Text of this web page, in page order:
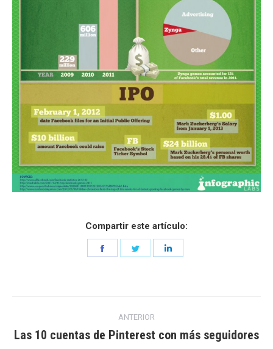
Compartir este artículo:
Share
entre
ANTERIOR
Entrada
Las 10 cuentas de Pinterest con más seguidores